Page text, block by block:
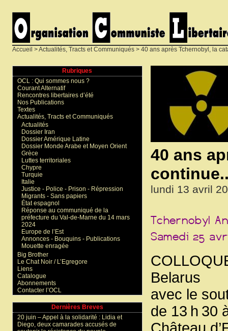
Accueil >Actualités, Tracts et Communiqués > 40 ans après Tchernobyl, la
40 ans
lundi 13 avril
Belarus
avec le
de 13 h 30
Rubriques
OCL : Qui sommes nous ?
Courant Alternatif
Rencontres libertaires d’été
Nos Publications
Textes
Actualités, Tracts et Communiqués
Actualités
Dossier Iran
Dossier Amérique Latine
Dossier Monde Arabe et Moyen Orient
Grèce
Luttes territoriales
Chypre
Turquie
Italie
Justice - Police - Prison - Répression
Migrants - Sans papiers
État espagnol
Réponse au communiqué de la
préfecture du Val-de-Marne du 14 mars
2024
Europe de l’Est
Annonces - Bouquins - Publications
Mouette enragée
Big Brother
Le Chat Noir / L’Egregore
Liens
Catalogue
Abonnements
Contacter l’OCL
Dernières Breves
20 juin –Appel à la solidarité : Lidia et
Diego, deux camarades accusés de